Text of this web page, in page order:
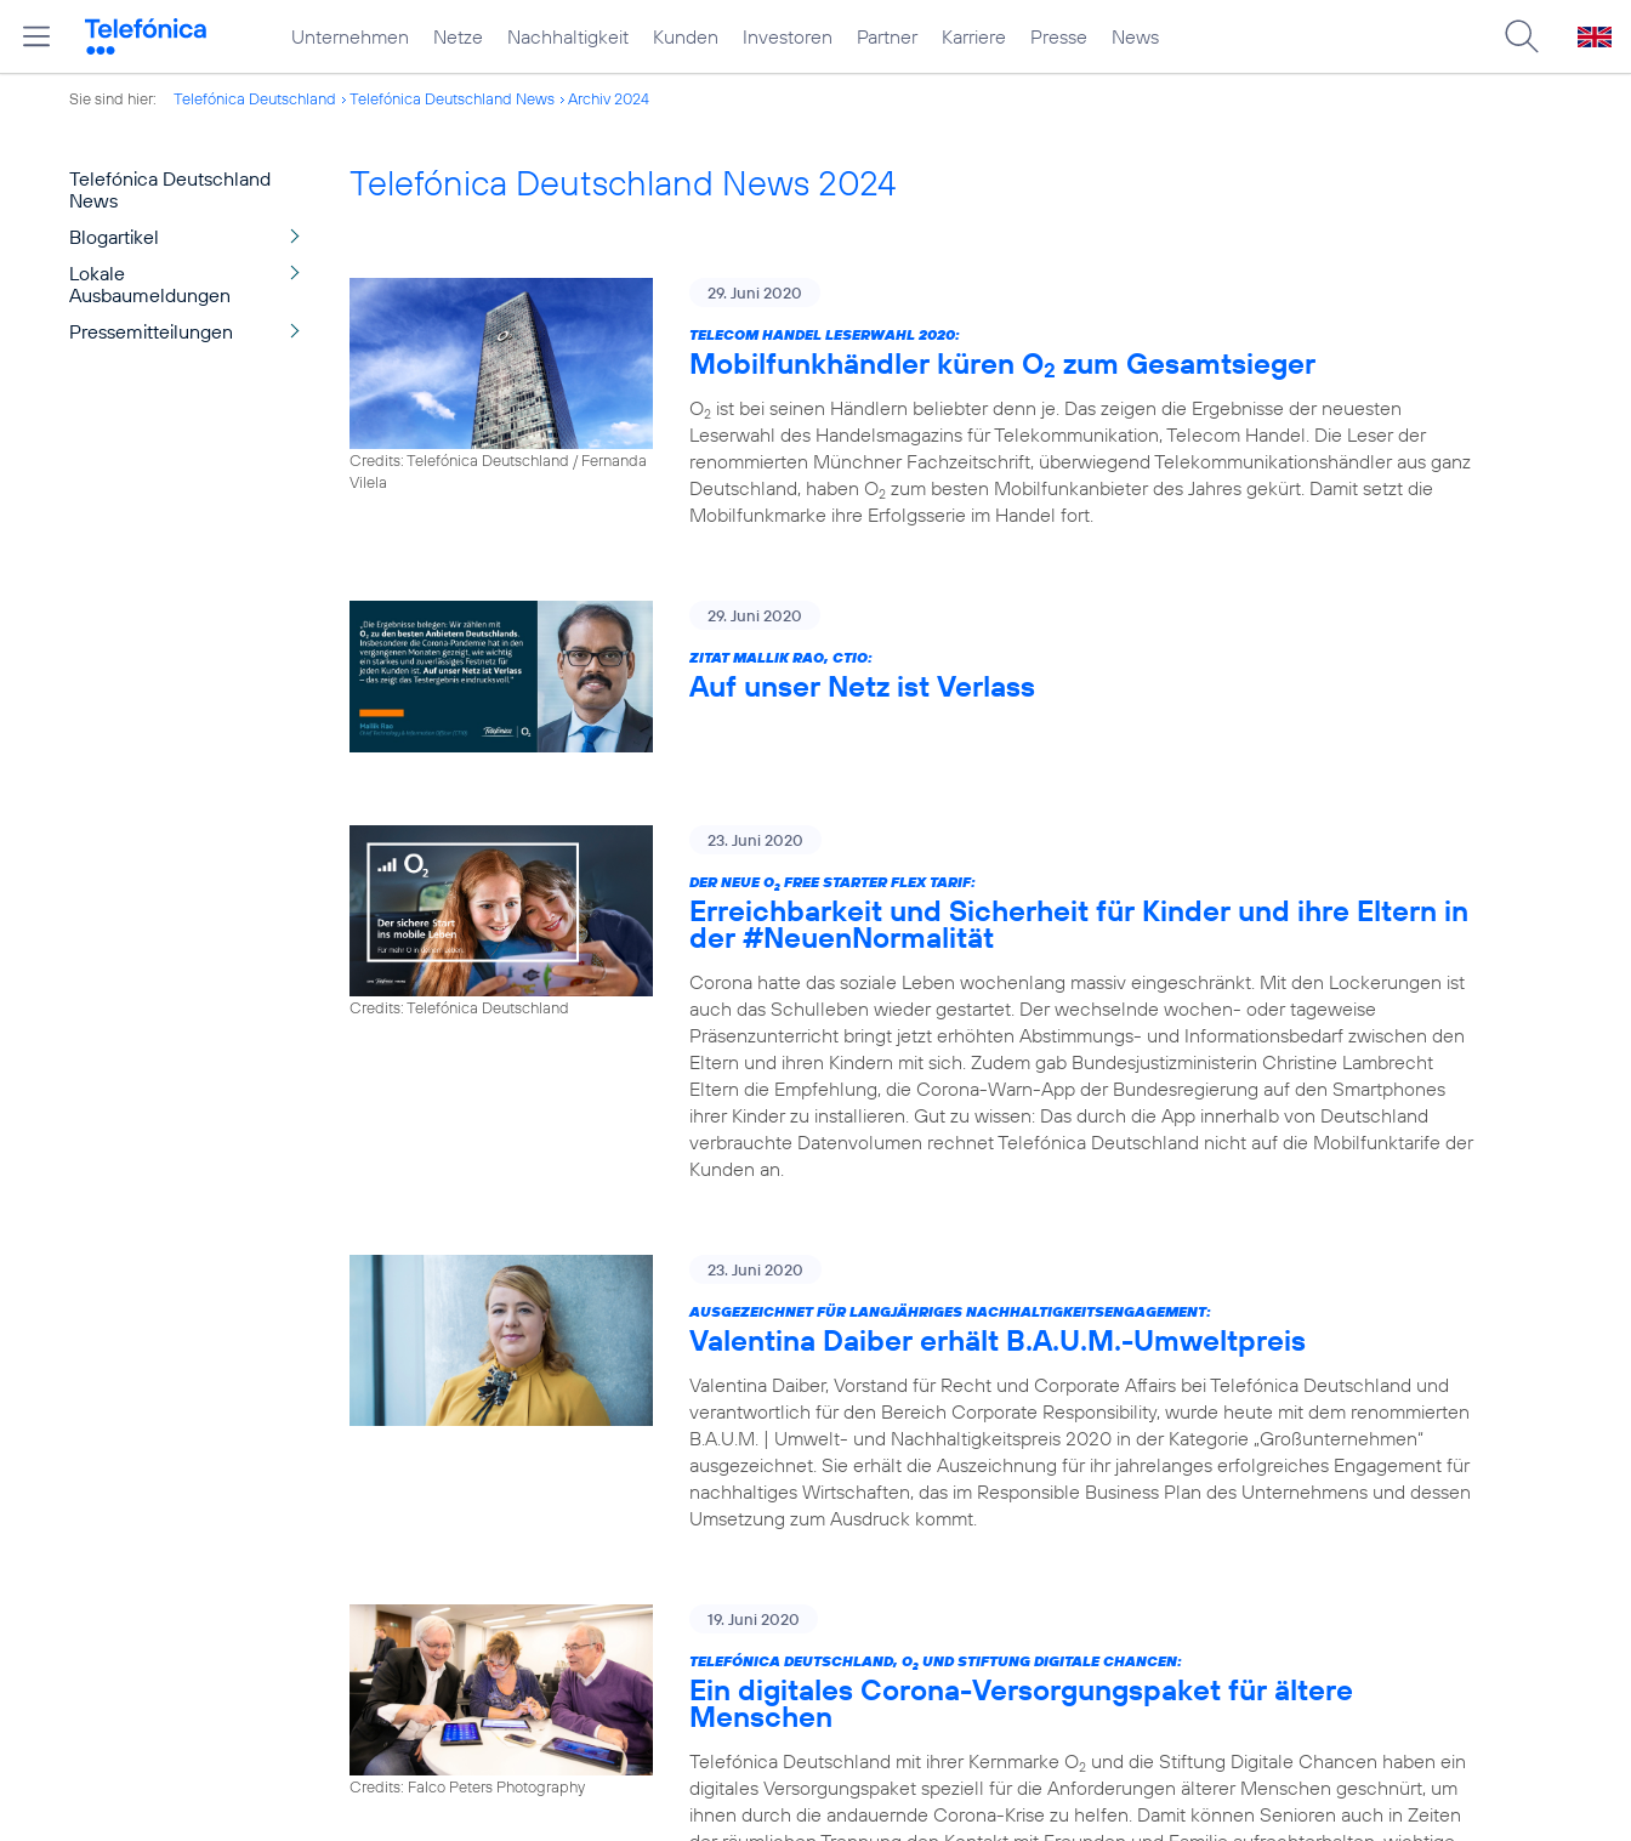
Unternehmen Netze Nachhaltigkeit Kunden Investoren Partner Karriere Presse News
Sie sind hier: Telefónica Deutschland Telefónica Deutschland News Archiv 2024
Telefónica Deutschland
News
Blogartikel
Lokale
Ausbaumeldungen
Pressemitteilungen
Telefónica Deutschland News 2024
Credits: Telefónica Deutschland / Fernanda
Vilela
29. Juni 2020
TELECOM HANDEL LESERWAHL 2020:
Mobilfunkhändler küren O2 zum Gesamtsieger
O2 ist bei seinen Händlern beliebter denn je. Das zeigen die Ergebnisse der neuesten
Leserwahl des Handelsmagazins für Telekommunikation, Telecom Handel. Die Leser der
renommierten Münchner Fachzeitschrift, überwiegend Telekommunikationshändler aus ganz
Deutschland, haben O2 zum besten Mobilfunkanbieter des Jahres gekürt. Damit setzt die
Mobilfunkmarke ihre Erfolgsserie im Handel fort.
29. Juni 2020
ZITAT MALLIK RAO, CTIO:
Auf unser Netz ist Verlass
Credits: Telefónica Deutschland
23. Juni 2020
DER NEUE O2 FREE STARTER FLEX TARIF:
Erreichbarkeit und Sicherheit für Kinder und ihre Eltern in
der #NeuenNormalität
Corona hatte das soziale Leben wochenlang massiv eingeschränkt. Mit den Lockerungen ist
auch das Schulleben wieder gestartet. Der wechselnde wochen- oder tageweise
Präsenzunterricht bringt jetzt erhöhten Abstimmungs- und Informationsbedarf zwischen den
Eltern und ihren Kindern mit sich. Zudem gab Bundesjustizministerin Christine Lambrecht
Eltern die Empfehlung, die Corona-Warn-App der Bundesregierung auf den Smartphones
ihrer Kinder zu installieren. Gut zu wissen: Das durch die App innerhalb von Deutschland
verbrauchte Datenvolumen rechnet Telefónica Deutschland nicht auf die Mobilfunktarife der
Kunden an.
23. Juni 2020
AUSGEZEICHNET FÜR LANGJÄHRIGES NACHHALTIGKEITSENGAGEMENT:
Valentina Daiber erhält B.A.U.M.-Umweltpreis
Valentina Daiber, Vorstand für Recht und Corporate Affairs bei Telefónica Deutschland und
verantwortlich für den Bereich Corporate Responsibility, wurde heute mit dem renommierten
B.A.U.M. | Umwelt- und Nachhaltigkeitspreis 2020 in der Kategorie „Großunternehmen“
ausgezeichnet. Sie erhält die Auszeichnung für ihr jahrelanges erfolgreiches Engagement für
nachhaltiges Wirtschaften, das im Responsible Business Plan des Unternehmens und dessen
Umsetzung zum Ausdruck kommt.
Credits: Falco Peters Photography
19. Juni 2020
TELEFÓNICA DEUTSCHLAND, O2 UND STIFTUNG DIGITALE CHANCEN:
Ein digitales Corona-Versorgungspaket für ältere
Menschen
Telefónica Deutschland mit ihrer Kernmarke O2 und die Stiftung Digitale Chancen haben ein
digitales Versorgungspaket speziell für die Anforderungen älterer Menschen geschnürt, um
ihnen durch die andauernde Corona-Krise zu helfen. Damit können Senioren auch in Zeiten